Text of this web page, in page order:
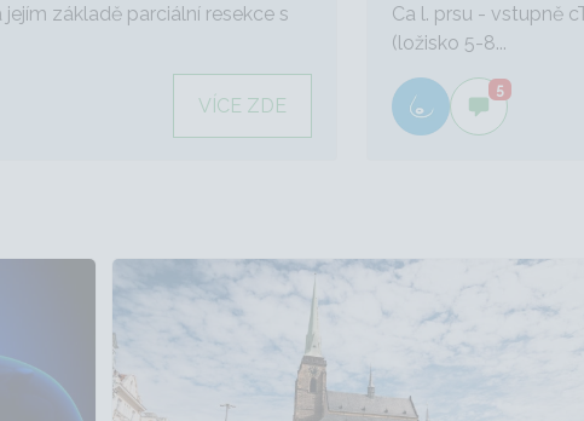
základě parciální resekce s
VÍCE ZDE
Ca l. prsu - vstupně
(ložisko 5-8...
5